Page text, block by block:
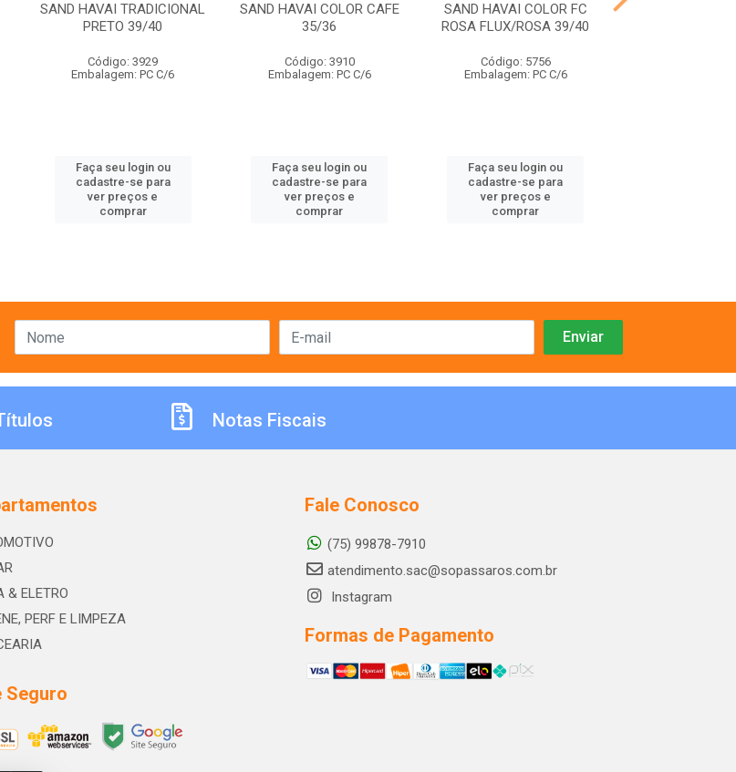
SAND HAVAI TRADICIONAL
PRETO 39/40
Código: 3929
Embalagem: PC C/6
Faça seu login ou
cadastre-se para
ver preços e
comprar
SAND HAVAI COLOR CAFE
35/36
Código: 3910
Embalagem: PC C/6
Faça seu login ou
cadastre-se para
ver preços e
comprar
SAND HAVAI COLOR FC
ROSA FLUX/ROSA 39/40
Código: 5756
Embalagem: PC C/6
Faça seu login ou
cadastre-se para
ver preços e
comprar
Notas Fiscais
& ELETRO
PERF E LIMPEZA
Seguro
Fale Conosco
(75) 99878-7910
atendimento.sac@sopassaros.com.br
Instagram
Formas de Pagamento